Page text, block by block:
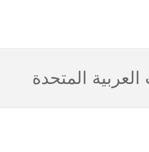
المتحدة